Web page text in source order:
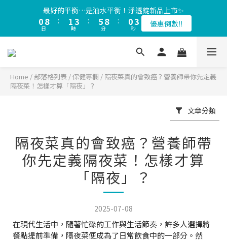
會員限定🎁全站滿$1200贈品牌健康隨行包（數量有限，送完為
止）
最好的平衡…是油水平衡！淨透錠新品上市✨
0
9
8
7
3
2
日
:
2
1
0
4
3
2
時
:
6
5
4
0
9
8
7
3
分
:
1
0
3
2
1
秒 優惠倒數‼️
會員限定🎁全站滿$1200贈品牌健康隨行包（數量有限，送完為
Home / 部落格列表 /保健專欄 / 隔夜菜真的會致癌？營養師帶你先定義
隔夜菜！怎樣才算「隔夜」？
文章分類
隔夜菜真的會致癌？營養師帶
你先定義隔夜菜！怎樣才算
「隔夜」？
2025-07-08
在現代生活中，隨著忙碌的工作與生活節奏，許多人選擇將
餐點提前準備，隔夜菜便成為了日常飲食中的一部分。然